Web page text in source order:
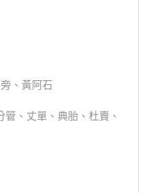
、黃阿石
、丈單、典胎、杜賣、